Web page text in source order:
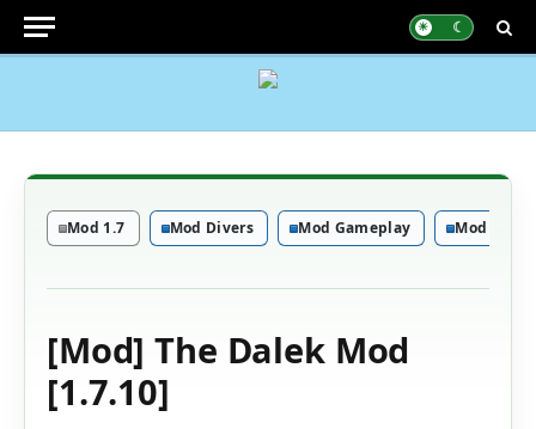
Mod 1.7 Mod Divers Mod Gameplay Mod Mobs
[Mod] The Dalek Mod
[1.7.10]